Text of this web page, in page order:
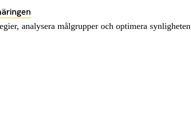
analysera målgrupper och optimera synligheten